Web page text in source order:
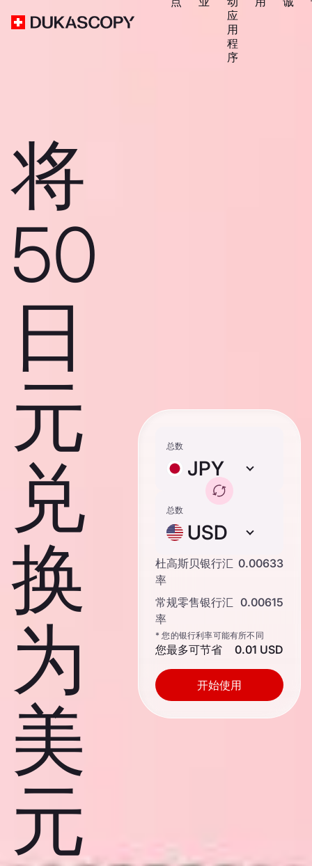
应
用
程
序
将
50
日
元
兑
换
为
美
元
总数
JPY
总数
USD
杜高斯贝银行汇
率
0.00633
常规零售银行汇
率
0.00615
* 您的银行利率可能有所不同
您最多可节省 0.01 USD
开始使用